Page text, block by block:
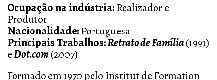
Ocupação na indústria:Realizador e
Produtor
Nacionalidade:Portuguesa
Principais Trabalhos:Retrato de Família(1991)
eDot.com(2007)
Formado em 1970 pelo Institut de Formation